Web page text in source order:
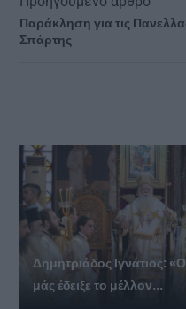
Παράκληση για τις
Σπάρτης
Δημητριάδος Ιγνάτιος:
μάς έδειξε το μέλλον...